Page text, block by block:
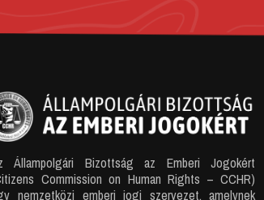
Állampolgári Bizottság az Emberi Jogokért
Commission on Human Rights – CCHR)
nemzetközi emberi jogi szervezet, amelynek